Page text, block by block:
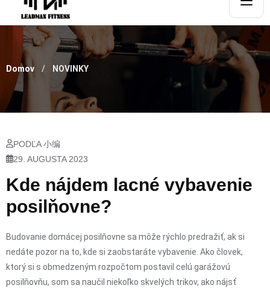
Domov NOVINKY
PODĽA 小编
29. AUGUSTA 2023
Kde nájdem lacné vybavenie
posilňovne?
Budovanie domácej posilňovne sa môže rýchlo predražiť, ak si
nedáte pozor na to, kde si zaobstaráte vybavenie. Ako človek,
ktorý si s obmedzeným rozpočtom postavil celú garážovú
posilňovňu, som sa naučil niekoľko skvelých trikov, ako nájsť